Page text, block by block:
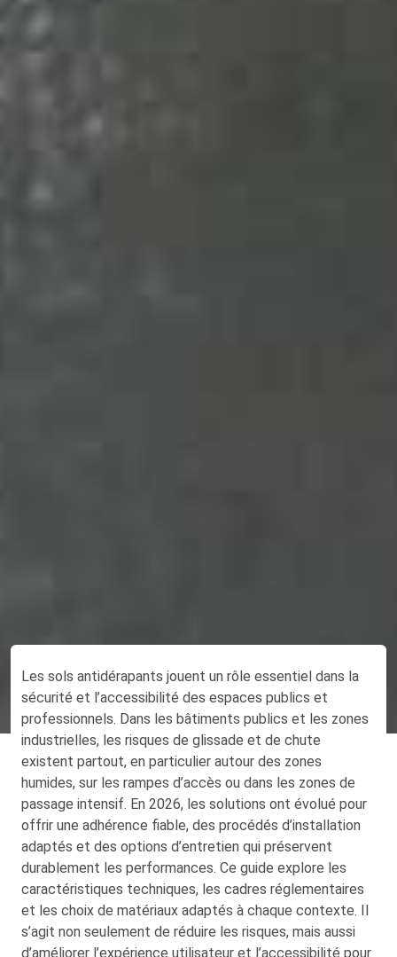
Les sols antidérapants jouent un rôle essentiel dans la
sécurité et l’accessibilité des espaces publics et
professionnels. Dans les bâtiments publics et les zones
industrielles, les risques de glissade et de chute
existent partout, en particulier autour des zones
humides, sur les rampes d’accès ou dans les zones de
passage intensif. En 2026, les solutions ont évolué pour
offrir une adhérence fiable, des procédés d’installation
adaptés et des options d’entretien qui préservent
durablement les performances. Ce guide explore les
caractéristiques techniques, les cadres réglementaires
et les choix de matériaux adaptés à chaque contexte. Il
s’agit non seulement de réduire les risques, mais aussi
d’améliorer l’expérience utilisateur et l’accessibilité pour